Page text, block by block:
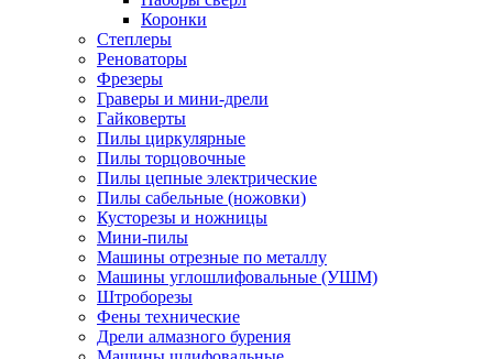
Коронки
Степлеры
Реноваторы
Фрезеры
Граверы и мини-дрели
Гайковерты
Пилы циркулярные
Пилы торцовочные
Пилы цепные электрические
Пилы сабельные (ножовки)
Кусторезы и ножницы
Мини-пилы
Машины отрезные по металлу
Машины углошлифовальные (УШМ)
Штроборезы
Фены технические
Дрели алмазного бурения